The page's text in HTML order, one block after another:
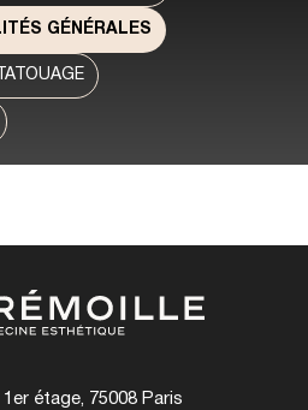
GÉNÉRALES
étage, 75008 Paris